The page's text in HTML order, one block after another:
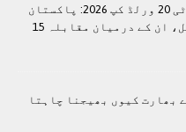
ٹی 20 ورلڈ کپ 2026: پاکستان
اور بھارتی ٹیمیں ایک ہی میں شامل، ان کے درمیان مقابلہ 15
بھارت کیوں بھیجنا چاہتا